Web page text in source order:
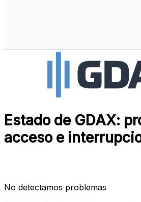
Estado de GDAX:
acceso e
No detectamos problemas